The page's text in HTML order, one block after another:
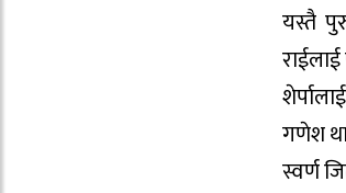
यस्तै
गणेश
स्वर्ण